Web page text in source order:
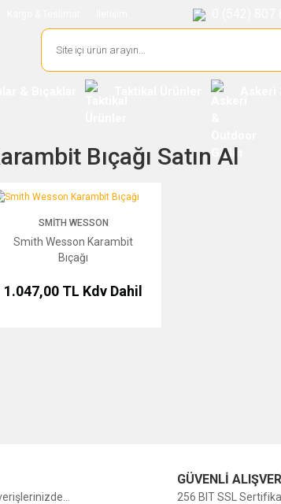
Bıçağı Satın Al
Wesson Karambit Bıçağı
SMITH WESSON
Smith Wesson Karambit
Bıçağı
1.047,00 TL Kdv Dahil
GÜVENLİ
256 BIT SSL